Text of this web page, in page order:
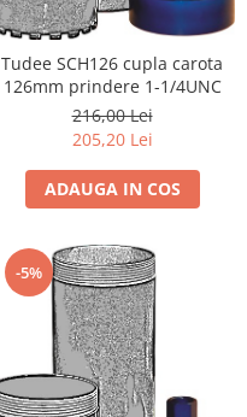
Tudee SCH126 cupla carota
126mm prindere 1-1/4UNC
216,00 Lei
205,20 Lei
ADAUGA IN COS
-5%